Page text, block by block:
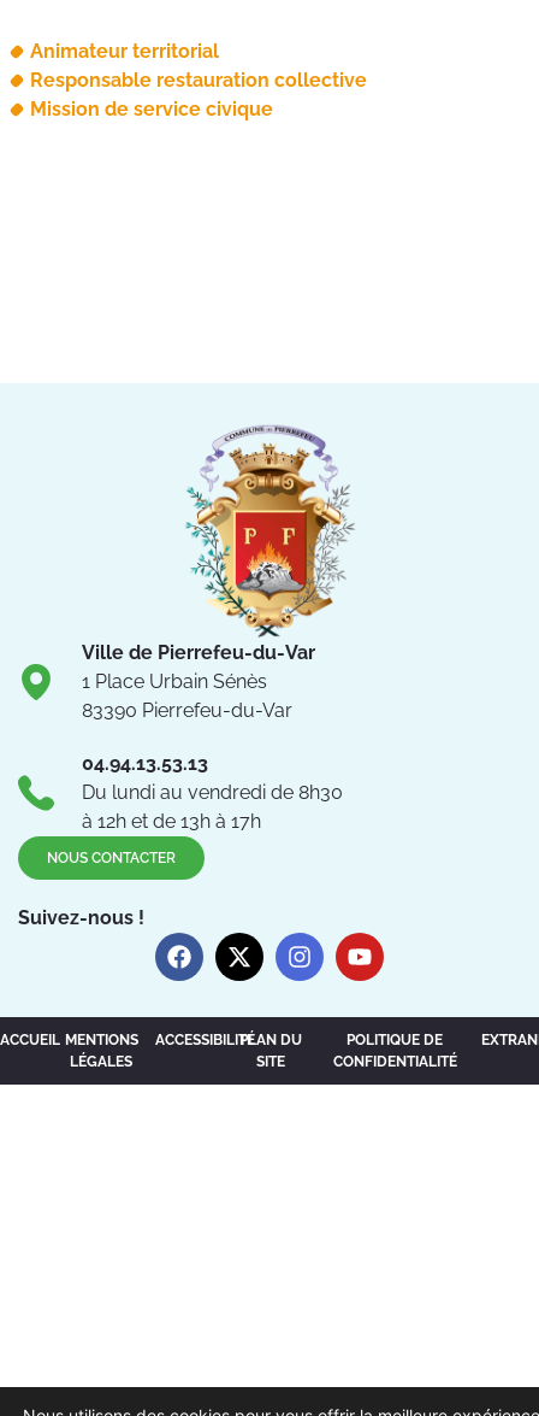
Animateur territorial
Responsable restauration collective
Mission de service civique
Ville de Pierrefeu-du-Var
1 Place Urbain Sénès
83390 Pierrefeu-du-Var
04.94.13.53.13
Du lundi au vendredi de 8h30
à 12h et de 13h à 17h
NOUS CONTACTER
Suivez-nous !
ACCUEIL MENTIONS
LÉGALES
ACCESSIBILITÉPLAN DU
SITE
POLITIQUE DE
CONFIDENTIALITÉ